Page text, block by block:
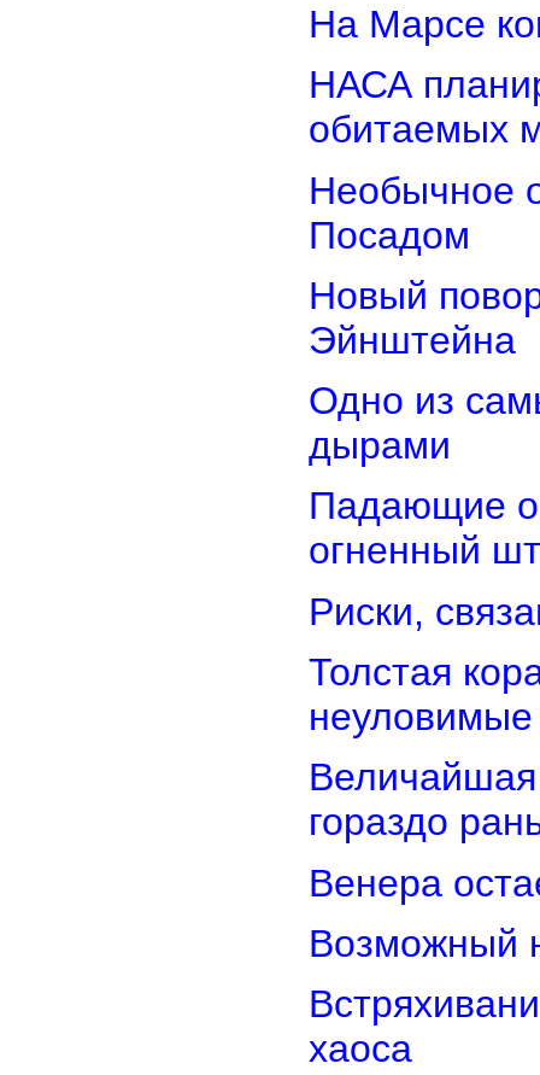
На Марсе
НАСА
обитаемых
Необычное
Посадом
Новый
Эйнштейна
Одно из
дырами
Падающие
огненный
Риски,
Толстая
Величайшая
гораздо
Венера
Возможный
хаоса